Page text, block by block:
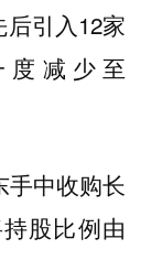
引入12家
减少至
手中收购长
股比例由